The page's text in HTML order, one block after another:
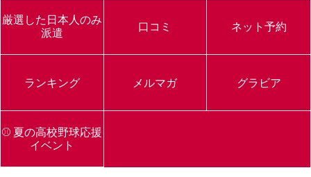
厳選した日本人のみ
派遣
口コミ ネット予約
ランキング メルマガ グラビア
⚾ 夏の高校野球応援
イベント